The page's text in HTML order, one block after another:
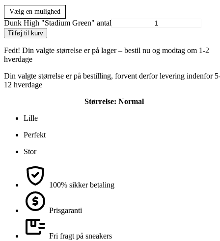
Vælg en mulighed
Dunk High "Stadium Green" antal
Tilføj til kurv
Fedt! Din valgte størrelse er på lager – bestil nu og modtag om 1-2
hverdage
Din valgte størrelse er på bestilling, forvent derfor levering indenfor
12 hverdage
Størrelse: Normal
Lille
Perfekt
Stor
100% sikker betaling
Prisgaranti
Fri fragt på sneakers